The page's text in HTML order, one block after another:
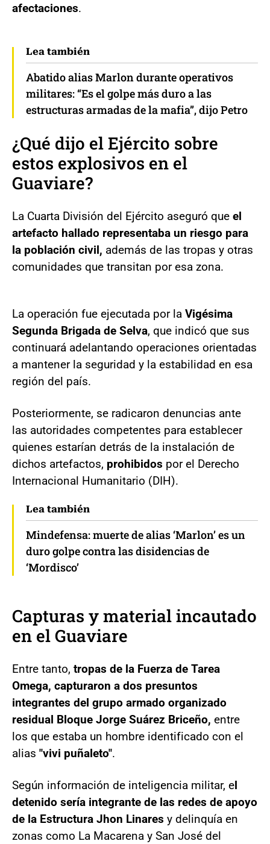
afectaciones.
Lea también
Abatido alias Marlon durante operativos
militares: “Es el golpe más duro a las
estructuras armadas de la mafia”, dijo Petro
¿Qué dijo el Ejército sobre
estos explosivos en el
Guaviare?
La Cuarta División del Ejército aseguró que el
artefacto hallado representaba un riesgo para
la población civil, además de las tropas y otras
comunidades que transitan por esa zona.
La operación fue ejecutada por la Vigésima
Segunda Brigada de Selva, que indicó que sus
continuará adelantando operaciones orientadas
a mantener la seguridad y la estabilidad en esa
región del país.
Posteriormente, se radicaron denuncias ante
las autoridades competentes para establecer
quienes estarían detrás de la instalación de
dichos artefactos, prohibidos por el Derecho
Internacional Humanitario (DIH).
Lea también
Mindefensa: muerte de alias ‘Marlon’ es un
duro golpe contra las disidencias de
‘Mordisco’
Capturas y material incautado
en el Guaviare
Entre tanto, tropas de la Fuerza de Tarea
Omega, capturaron a dos presuntos
integrantes del grupo armado organizado
residual Bloque Jorge Suárez Briceño, entre
los que estaba un hombre identificado con el
alias "vivi puñaleto".
Según información de inteligencia militar, el
detenido sería integrante de las redes de apoyo
de la Estructura Jhon Linares y delinquía en
zonas como La Macarena y San José del